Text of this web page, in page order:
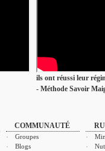
ils ont réussi leur
- Méthode Savoir
COMMUNAUTÉ
Groupes
Blogs